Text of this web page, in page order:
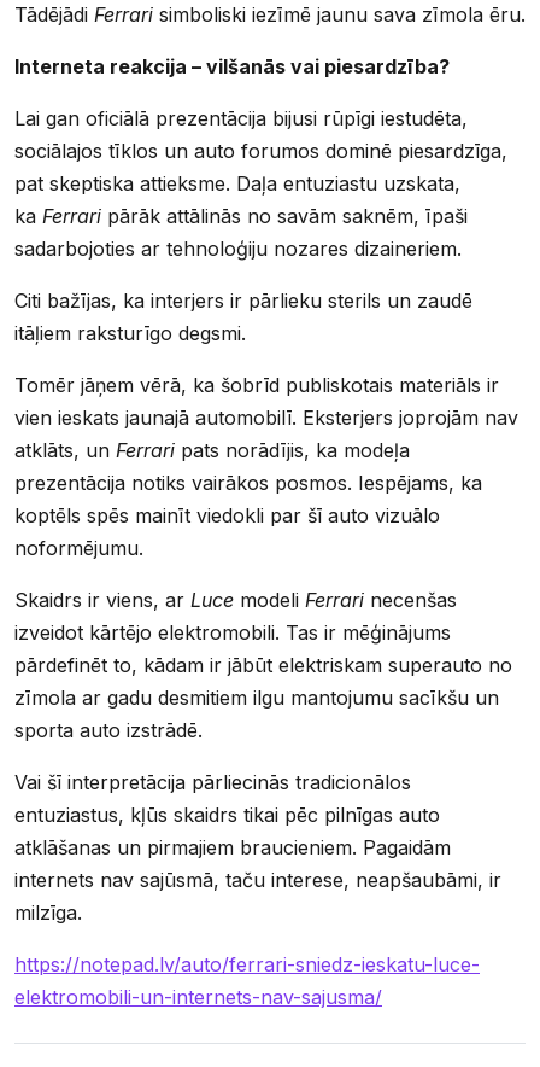
Tādējādi Ferrari simboliski iezīmē jaunu sava zīmola ēru.
Interneta reakcija – vilšanās vai piesardzība?
Lai gan oficiālā prezentācija bijusi rūpīgi iestudēta,
sociālajos tīklos un auto forumos dominē piesardzīga,
pat skeptiska attieksme. Daļa entuziastu uzskata,
ka Ferrari pārāk attālinās no savām saknēm, īpaši
sadarbojoties ar tehnoloģiju nozares dizaineriem.
Citi bažījas, ka interjers ir pārlieku sterils un zaudē
itāļiem raksturīgo degsmi.
Tomēr jāņem vērā, ka šobrīd publiskotais materiāls ir
vien ieskats jaunajā automobilī. Eksterjers joprojām nav
atklāts, un Ferrari pats norādījis, ka modeļa
prezentācija notiks vairākos posmos. Iespējams, ka
koptēls spēs mainīt viedokli par šī auto vizuālo
noformējumu.
Skaidrs ir viens, ar Luce modeli Ferrari necenšas
izveidot kārtējo elektromobili. Tas ir mēģinājums
pārdefinēt to, kādam ir jābūt elektriskam superauto no
zīmola ar gadu desmitiem ilgu mantojumu sacīkšu un
sporta auto izstrādē.
Vai šī interpretācija pārliecinās tradicionālos
entuziastus, kļūs skaidrs tikai pēc pilnīgas auto
atklāšanas un pirmajiem braucieniem. Pagaidām
internets nav sajūsmā, taču interese, neapšaubāmi, ir
milzīga.
https://notepad.lv/auto/ferrari-sniedz-ieskatu-luce-
elektromobili-un-internets-nav-sajusma/